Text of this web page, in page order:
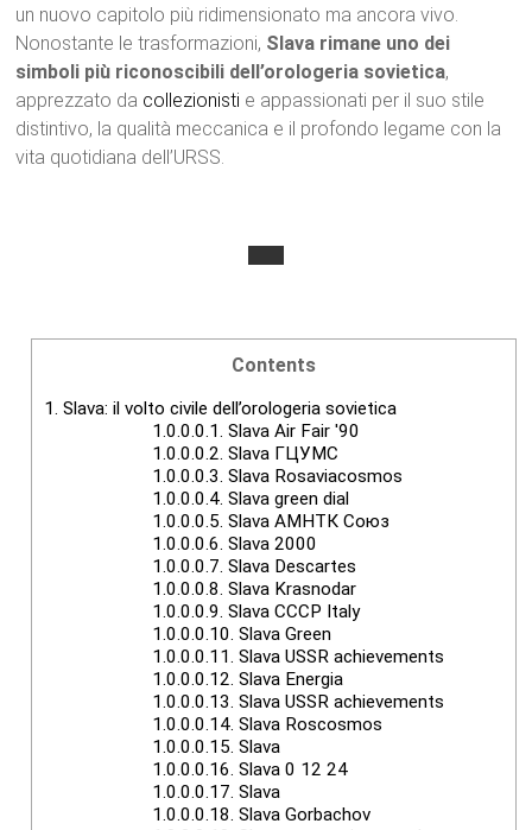
un nuovo capitolo più ridimensionato ma ancora vivo.
Nonostante le trasformazioni, Slava rimane uno dei
simboli più riconoscibili dell’orologeria sovietica,
apprezzato da collezionisti e appassionati per il suo stile
distintivo, la qualità meccanica e il profondo legame con la
vita quotidiana dell’URSS.
Contents
1. Slava: il volto civile dell’orologeria sovietica
1.0.0.0.1. Slava Air Fair '90
1.0.0.0.2. Slava ГЦУМС
1.0.0.0.3. Slava Rosaviacosmos
1.0.0.0.4. Slava green dial
1.0.0.0.5. Slava АМНТК Союз
1.0.0.0.6. Slava 2000
1.0.0.0.7. Slava Descartes
1.0.0.0.8. Slava Krasnodar
1.0.0.0.9. Slava CCCP Italy
1.0.0.0.10. Slava Green
1.0.0.0.11. Slava USSR achievements
1.0.0.0.12. Slava Energia
1.0.0.0.13. Slava USSR achievements
1.0.0.0.14. Slava Roscosmos
1.0.0.0.15. Slava
1.0.0.0.16. Slava 0 12 24
1.0.0.0.17. Slava
1.0.0.0.18. Slava Gorbachov